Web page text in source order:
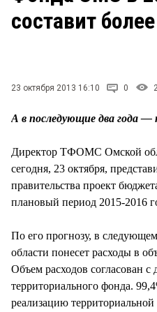
НОВОСТИ КОМПАНИЙ
составит
23 октября 2013 16:10 0
А в последующие два года —
Директор ТФОМС Омской
сегодня, 23 октября,
правительства проект
плановый период 2015-2016
По его прогнозу, в
области понесет расходы в
Объем расходов согласован
территориального фонда.
реализацию